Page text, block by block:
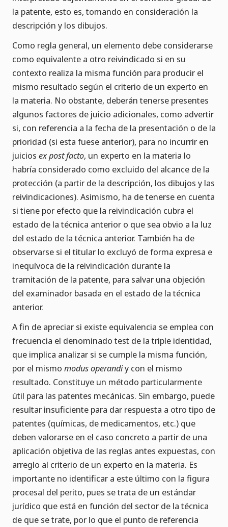
la patente, esto es, tomando en consideración la
descripción y los dibujos.
Como regla general, un elemento debe considerarse
como equivalente a otro reivindicado si en su
contexto realiza la misma función para producir el
mismo resultado según el criterio de un experto en
la materia. No obstante, deberán tenerse presentes
algunos factores de juicio adicionales, como advertir
si, con referencia a la fecha de la presentación o de la
prioridad (si esta fuese anterior), para no incurrir en
juicios ex post facto, un experto en la materia lo
habría considerado como excluido del alcance de la
protección (a partir de la descripción, los dibujos y las
reivindicaciones). Asimismo, ha de tenerse en cuenta
si tiene por efecto que la reivindicación cubra el
estado de la técnica anterior o que sea obvio a la luz
del estado de la técnica anterior. También ha de
observarse si el titular lo excluyó de forma expresa e
inequívoca de la reivindicación durante la
tramitación de la patente, para salvar una objeción
del examinador basada en el estado de la técnica
anterior.
A fin de apreciar si existe equivalencia se emplea con
frecuencia el denominado test de la triple identidad,
que implica analizar si se cumple la misma función,
por el mismo modus operandiy con el mismo
resultado. Constituye un método particularmente
útil para las patentes mecánicas. Sin embargo, puede
resultar insuficiente para dar respuesta a otro tipo de
patentes (químicas, de medicamentos, etc.) que
deben valorarse en el caso concreto a partir de una
aplicación objetiva de las reglas antes expuestas, con
arreglo al criterio de un experto en la materia. Es
importante no identificar a este último con la figura
procesal del perito, pues se trata de un estándar
jurídico que está en función del sector de la técnica
de que se trate, por lo que el punto de referencia